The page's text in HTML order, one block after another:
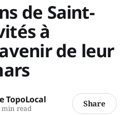
de Saint-
à
de leur
TopoLocal
read Share